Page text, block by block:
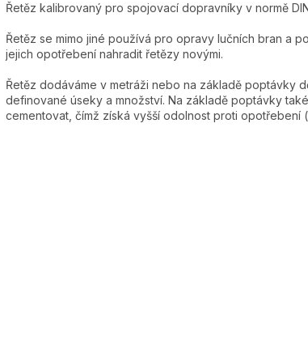
Řetěz kalibrovaný pro spojovací dopravníky v normě
Řetěz se mimo jiné používá pro opravy lučních bran a
jejich opotřebení nahradit řetězy novými.
Řetěz dodáváme v metráži nebo na základě poptávky
definované úseky a množství. Na základě poptávky
cementovat, čímž získá vyšší odolnost proti opotřebení